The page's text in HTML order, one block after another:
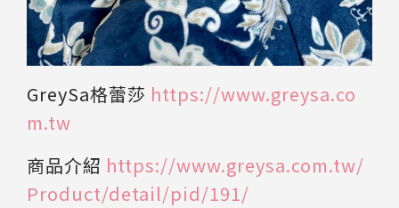
GreySa格蕾莎 https://www.greysa.co
m.tw
商品介紹 https://www.greysa.com.tw/
Product/detail/pid/191/